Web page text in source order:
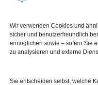
Wir verwenden Cookies und
sicher und benutzerfreundlich
ermöglichen sowie – sofern Sie
zu analysieren und externe
Sie entscheiden selbst, welche